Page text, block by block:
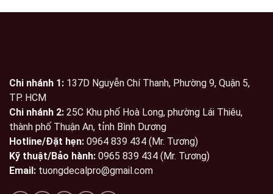
Chi nhánh 1: 137D Nguyễn Chí Thanh, Phường 9, Quận 5,
TP. HCM
Chi nhánh 2: 25C Khu phố Hoà Long, phường Lái Thiêu,
thành phố Thuận An, tỉnh Bình Dương
Hotline/Đặt hẹn: 0964 839 434 (Mr. Tương)
Kỹ thuật/Bảo hành: 0965 839 434 (Mr. Tương)
Email: tuongdecalpro@gmail.com